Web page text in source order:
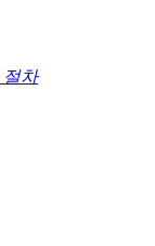
절차